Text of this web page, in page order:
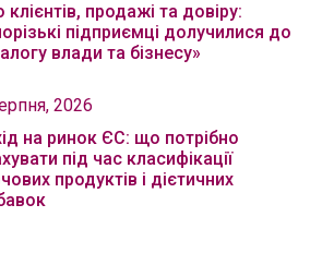
клієнтів, продажі та довіру:
підприємці долучилися до
влади та бізнесу»
2026
на ринок ЄС: що потрібно
під час класифікації
продуктів і дієтичних